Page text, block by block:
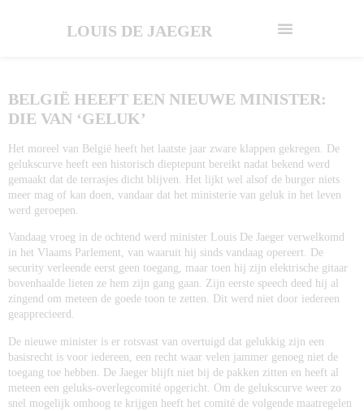
LOUIS DE JAEGER
BELGIË HEEFT EEN NIEUWE MINISTER:
DIE VAN ‘GELUK’
Het moreel van België heeft het laatste jaar zware klappen gekregen. De
gelukscurve heeft een historisch dieptepunt bereikt nadat bekend werd
gemaakt dat de terrasjes dicht blijven. Het lijkt wel alsof de burger niets
meer mag of kan doen, vandaar dat het ministerie van geluk in het leven
werd geroepen.
Vandaag vroeg in de ochtend werd minister Louis De Jaeger verwelkomd
in het Vlaams Parlement, van waaruit hij sinds vandaag opereert. De
security verleende eerst geen toegang, maar toen hij zijn elektrische gitaar
bovenhaalde lieten ze hem zijn gang gaan. Zijn eerste speech deed hij al
zingend om meteen de goede toon te zetten. Dit werd niet door iedereen
geapprecieerd.
De nieuwe minister is er rotsvast van overtuigd dat gelukkig zijn een
basisrecht is voor iedereen, een recht waar velen jammer genoeg niet de
toegang toe hebben. De Jaeger blijft niet bij de pakken zitten en heeft al
meteen een geluks-overlegcomité opgericht. Om de gelukscurve weer zo
snel mogelijk omhoog te krijgen heeft het comité de volgende maatregelen